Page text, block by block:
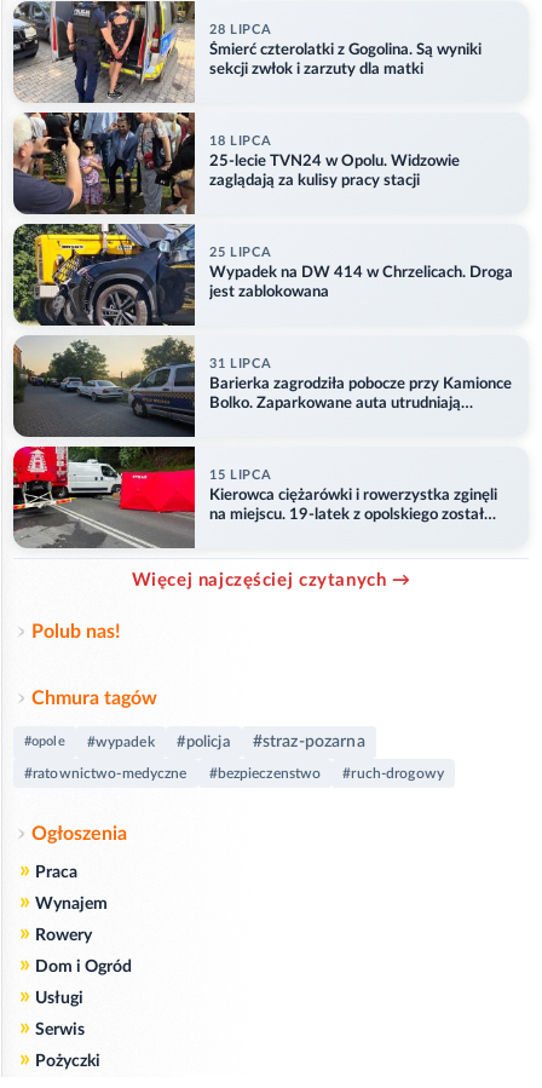
28 LIPCA
Śmierć czterolatki z Gogolina. Są wyniki
sekcji zwłok i zarzuty dla matki
18 LIPCA
25-lecie TVN24 w Opolu. Widzowie
zaglądają za kulisy pracy stacji
25 LIPCA
Wypadek na DW 414 w Chrzelicach. Droga
jest zablokowana
31 LIPCA
Barierka zagrodziła pobocze przy Kamionce
Bolko. Zaparkowane auta utrudniają
15 LIPCA
Kierowca ciężarówki i rowerzystka zginęli
na miejscu. 19-latek z opolskiego został
Więcej najczęściej czytanych →
Polub nas!
Chmura tagów
#opole #wypadek #policja #straz-pozarna
#ratownictwo-medyczne #bezpieczenstwo #ruch-drogowy
Ogłoszenia
» Praca
» Wynajem
» Rowery
» Dom i Ogród
» Usługi
» Serwis
» Pożyczki